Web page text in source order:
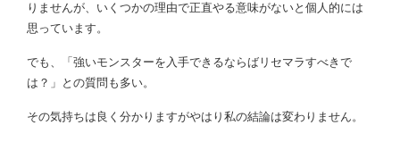
りませんが、いくつかの理由で正直やる意味がないと個人的には
思っています。
でも、「強いモンスターを入手できるならばリセマラすべきで
は？」との質問も多い。
その気持ちは良く分かりますがやはり私の結論は変わりません。